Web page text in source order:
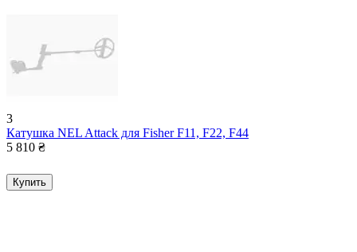
3
Катушка NEL Attack для Fisher F11, F22, F44
5 810 ₴
Купить